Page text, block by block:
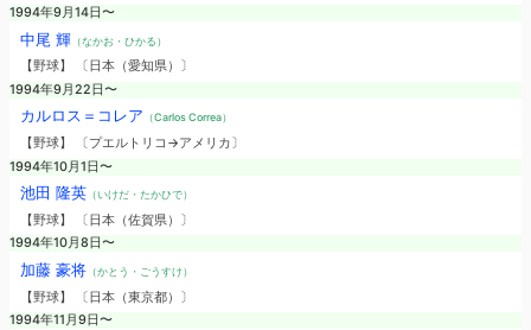
1994年9月14日〜
中尾 輝（なかお・ひかる）
【野球】 〔日本（愛知県）〕
1994年9月22日〜
カルロス＝コレア （Carlos Correa）
【野球】 〔プエルトリコ→アメリカ〕
1994年10月1日〜
池田 隆英（いけだ・たかひで）
【野球】 〔日本（佐賀県）〕
1994年10月8日〜
加藤 豪将（かとう・ごうすけ）
【野球】 〔日本（東京都）〕
1994年11月9日〜